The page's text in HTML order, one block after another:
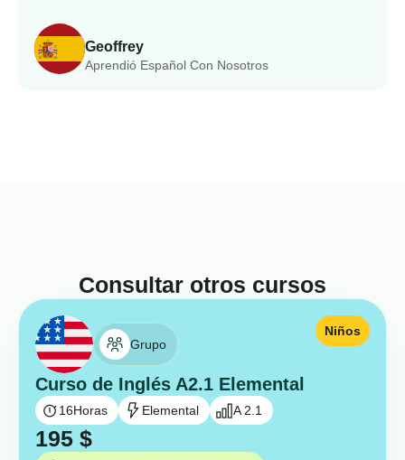
Geoffrey
Aprendió Español Con Nosotros
Consultar otros cursos
Grupo
Curso de Inglés A2.1 Elemental
Niños
16Horas Elemental A 2.1
195 $